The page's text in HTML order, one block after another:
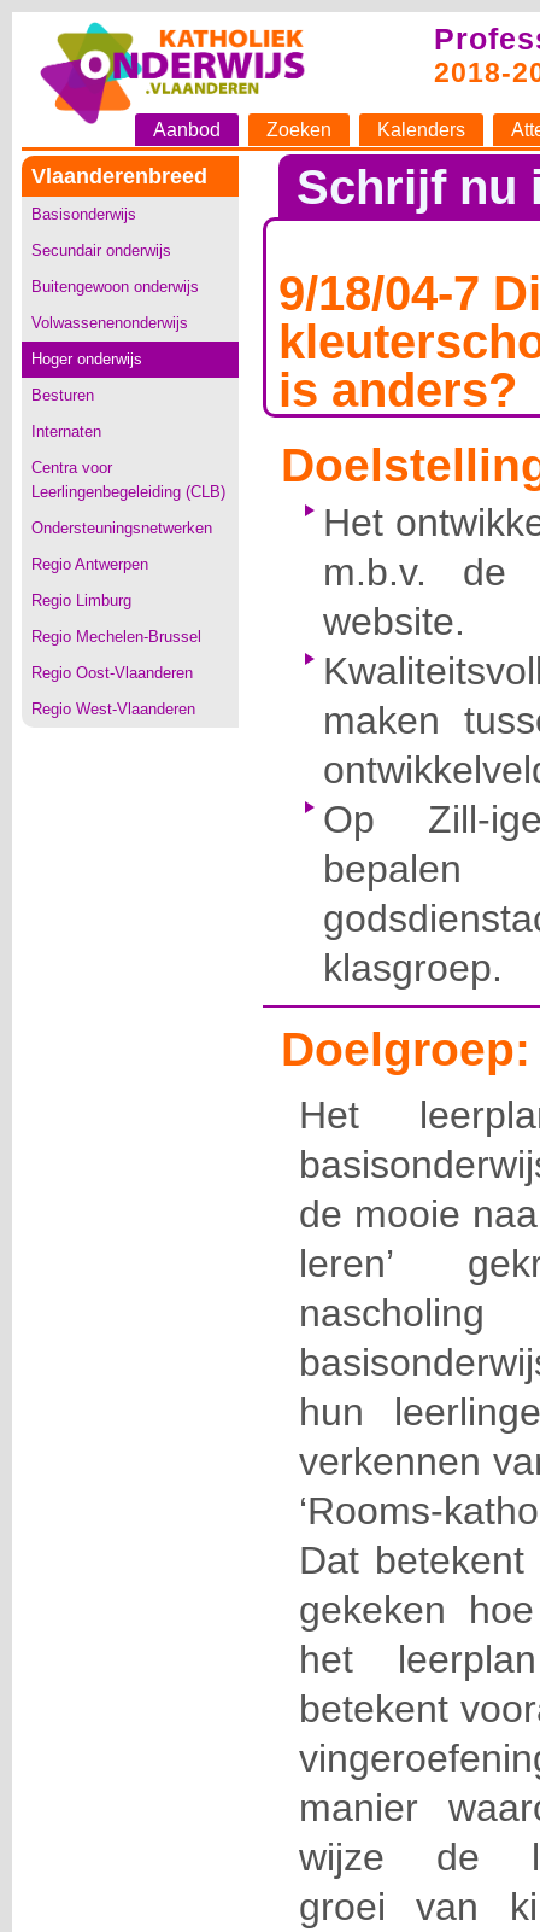
2018-
Aanbod Zoeken Kalenders
Vlaanderenbreed
Basisonderwijs
Secundair onderwijs
Buitengewoon onderwijs
Volwassenenonderwijs
Hoger onderwijs
Besturen
Internaten
Centra voor
Leerlingenbegeleiding (CLB)
Ondersteuningsnetwerken
Regio Antwerpen
Regio Limburg
Regio Mechelen-Brussel
Regio Oost-Vlaanderen
Regio West-Vlaanderen
Schrijf nu
9/18/04-7
is anders?
Het
m.b.v.
website.
maken
Op Zill-
klasgroep.
Doelgroep:
Het
de mooie
leren’
hun
verkennen
‘Rooms-
Dat
gekeken
het
betekent
manier
wijze de
groei van